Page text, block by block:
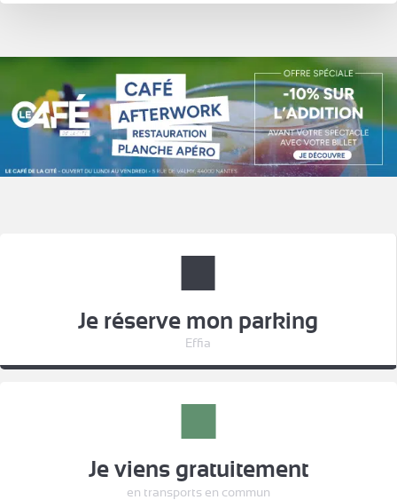
Je réserve mon parking
Effia
Je viens gratuitement
en transports en commun